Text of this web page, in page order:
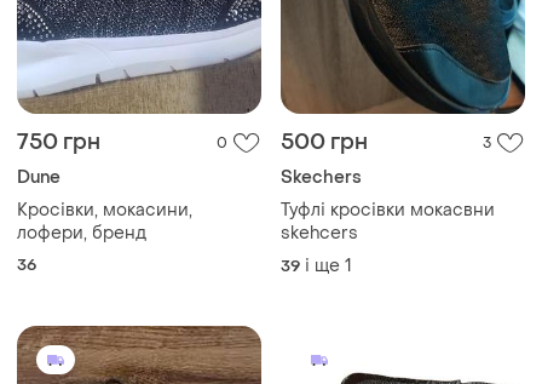
750 грн 0
Dune
Кросівки, мокасини,
лофери, бренд
36
500 грн 3
Skechers
Туфлі кросівки мокасвни
skehcers
39 і ще 1